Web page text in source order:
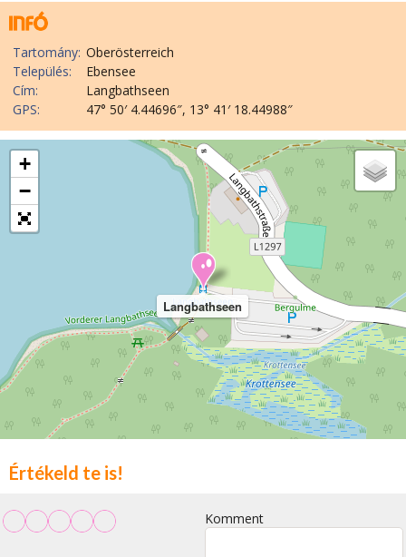
Tartomány: Oberösterreich
Település:
Ebensee
Cím:
Langbathseen
GPS:
47° 50′ 4.44696″, 13° 41′ 18.44988″
Langbathseen
+
−
Értékeld te is!
Komment